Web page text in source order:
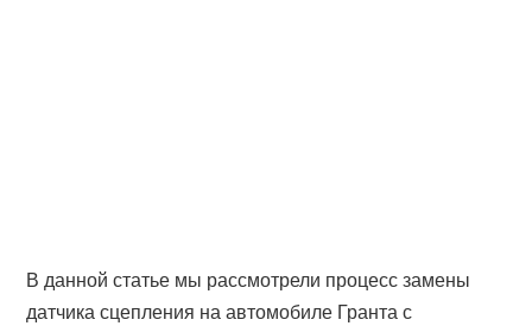
В данной статье мы рассмотрели процесс замены
датчика сцепления на автомобиле Гранта с